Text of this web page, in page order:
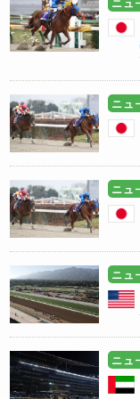
ニュ
ニュ
ニュ
ニュ